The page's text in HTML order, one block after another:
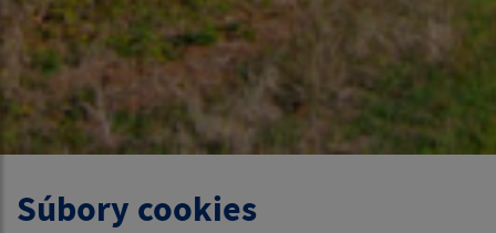
Súbory cookies